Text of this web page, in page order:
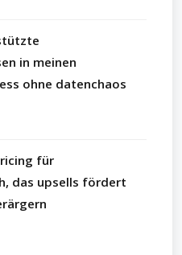
in meinen
ohne datenchaos
für
das upsells fördert